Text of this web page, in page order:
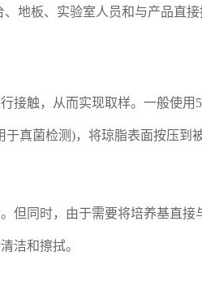
地板、实验室人员和与产品直
接触，从而实现取样。一般使用
真菌检测)，将琼脂表面按压到
但同时，由于需要将培养基直
洁和擦拭。